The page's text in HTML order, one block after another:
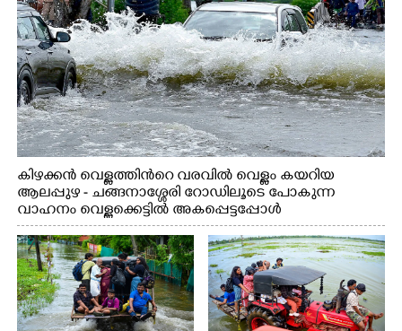
കിഴക്കൻ വെള്ളത്തിൻറെ വരവിൽ വെള്ളം കയറിയ
ആലപ്പുഴ - ചങ്ങനാശ്ശേരി റോഡിലൂടെ പോകുന്ന
വാഹനം വെള്ളക്കെട്ടിൽ അകപ്പെട്ടപ്പോൾ